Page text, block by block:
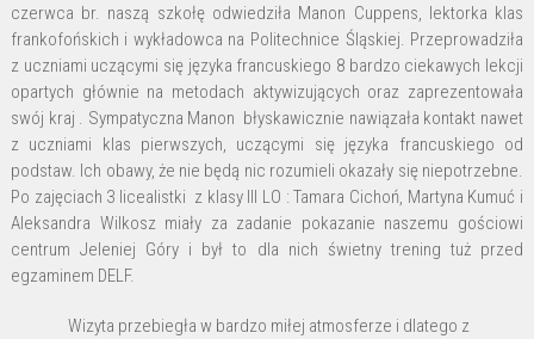
native
speakerki
z
Belgii
czerwca br. naszą szkołę odwiedziła Manon Cuppens, lektorka klas
frankofońskich i wykładowca na Politechnice Śląskiej. Przeprowadziła
z uczniami uczącymi się języka francuskiego 8 bardzo ciekawych lekcji
opartych głównie na metodach aktywizujących oraz zaprezentowała
swój kraj . Sympatyczna Manon błyskawicznie nawiązała kontakt nawet
z uczniami klas pierwszych, uczącymi się języka francuskiego od
podstaw. Ich obawy, że nie będą nic rozumieli okazały się niepotrzebne.
Po zajęciach 3 licealistki z klasy III LO : Tamara Cichoń, Martyna Kumuć i
Aleksandra Wilkosz miały za zadanie pokazanie naszemu gościowi
centrum Jeleniej Góry i był to dla nich świetny trening tuż przed
egzaminem DELF.
Wizyta przebiegła w bardzo miłej atmosferze i dlatego z